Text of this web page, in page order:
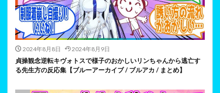
2024年8月8日 2024年8月9日
貞操観念逆転キヴォトスで様子のおかしいリンちゃんから逃亡す
る先生方の反応集【ブルーアーカイブ / ブルアカ / まとめ】